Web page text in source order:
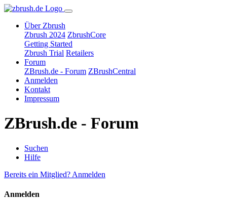
Über Zbrush
Zbrush 2024 ZbrushCore
Getting Started
Zbrush Trial Retailers
Forum
ZBrush.de - Forum ZBrushCentral
Anmelden
Kontakt
Impressum
ZBrush.de - Forum
Suchen
Hilfe
Bereits ein Mitglied? Anmelden
Anmelden